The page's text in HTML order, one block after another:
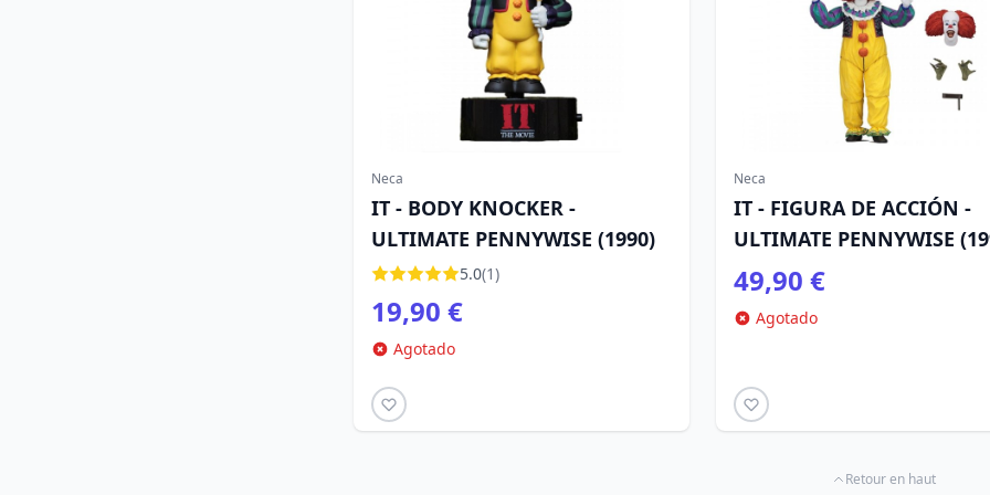
Neca
IT - BODY KNOCKER -
ULTIMATE PENNYWISE (1990)
5.0(1)
19,90 €
Agotado
Neca
IT - FIGURA DE ACCIÓN -
ULTIMATE PENNYWISE
49,90 €
Agotado
Retour en haut